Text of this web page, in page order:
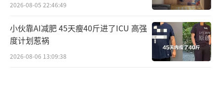
2026-08-05 22:46:49
小伙靠AI减肥 45天瘦40斤进了ICU 高强
度计划惹祸
2026-08-06 13:09:38